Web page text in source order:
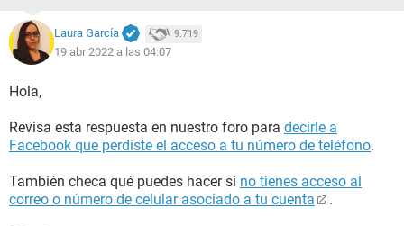
Laura García 9.719
19 abr 2022 a las 04:07
Hola,
Revisa esta respuesta en nuestro foro para decirle a
Facebook que perdiste el acceso a tu número de teléfono.
También checa qué puedes hacer si no tienes acceso al
correo o número de celular asociado a tu cuenta
.